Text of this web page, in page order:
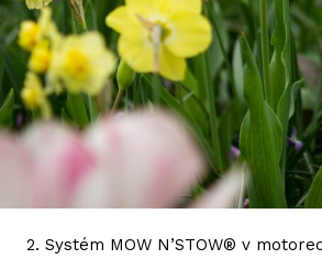
Systém MOW N’STOW® v